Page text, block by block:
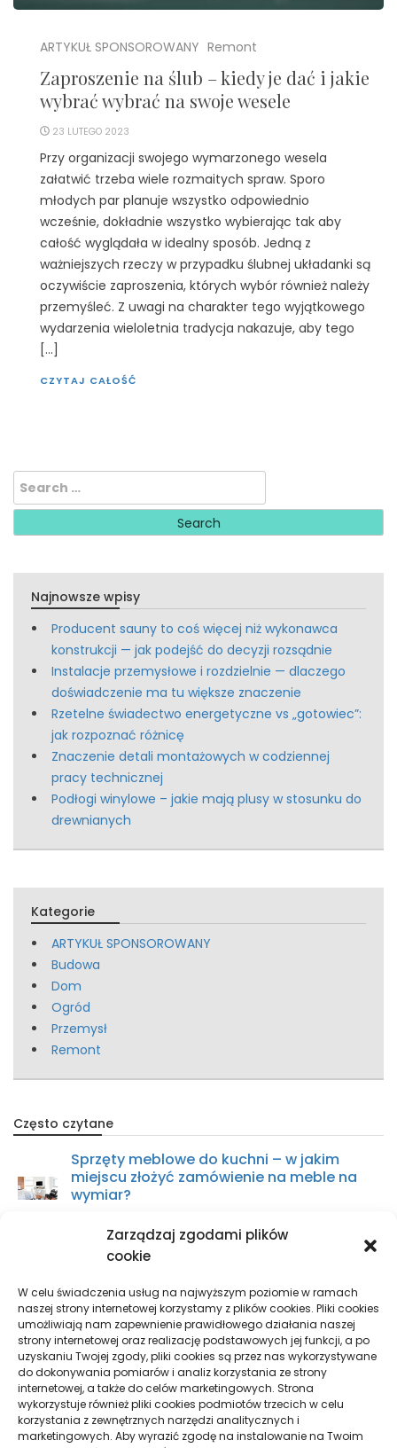
Zarządzaj zgodami plików
cookie
W celu świadczenia usług na najwyższym poziomie w ramach
naszej strony internetowej korzystamy z plików cookies. Pliki cookies
umożliwiają nam zapewnienie prawidłowego działania naszej
strony internetowej oraz realizację podstawowych jej funkcji, a po
uzyskaniu Twojej zgody, pliki cookies są przez nas wykorzystywane
do dokonywania pomiarów i analiz korzystania ze strony
internetowej, a także do celów marketingowych. Strona
wykorzystuje również pliki cookies podmiotów trzecich w celu
korzystania z zewnętrznych narzędzi analitycznych i
marketingowych. Aby wyrazić zgodę na instalowanie na Twoim
ARTYKUŁ SPONSOROWANY Remont
Zaproszenie na ślub – kiedy je dać i jakie
wybrać wybrać na swoje wesele
23 LUTEGO 2023
Przy organizacji swojego wymarzonego wesela
załatwić trzeba wiele rozmaitych spraw. Sporo
młodych par planuje wszystko odpowiednio
wcześnie, dokładnie wszystko wybierając tak aby
całość wyglądała w idealny sposób. Jedną z
ważniejszych rzeczy w przypadku ślubnej układanki są
oczywiście zaproszenia, których wybór również należy
przemyśleć. Z uwagi na charakter tego wyjątkowego
wydarzenia wieloletnia tradycja nakazuje, aby tego
[…]
CZYTAJ CAŁOŚĆ
Search
for:
Najnowsze wpisy
Producent sauny to coś więcej niż wykonawca
konstrukcji — jak podejść do decyzji rozsądnie
Instalacje przemysłowe i rozdzielnie — dlaczego
doświadczenie ma tu większe znaczenie
Rzetelne świadectwo energetyczne vs „gotowiec”:
jak rozpoznać różnicę
Znaczenie detali montażowych w codziennej
pracy technicznej
Podłogi winylowe – jakie mają plusy w stosunku do
drewnianych
Kategorie
ARTYKUŁ SPONSOROWANY
Budowa
Dom
Ogród
Przemysł
Remont
Często czytane
Sprzęty meblowe do kuchni – w jakim
miejscu złożyć zamówienie na meble na
wymiar?
miejscu kupić?
9 kwietnia 2021
Sprzęty skrawające – wszystko, co
musisz wiedzieć
29 października 2021